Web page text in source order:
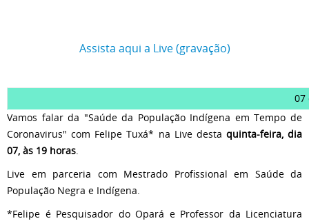
Assista aqui a Live (gravação)
07
Vamos falar da "Saúde da População Indígena em Tempo de
Coronavirus" com Felipe Tuxá* na Live desta quinta-feira, dia
07, às 19 horas
Live em parceria com Mestrado Profissional em Saúde da
População Negra e Indígena.
*Felipe é Pesquisador do Opará e Professor da Licenciatura